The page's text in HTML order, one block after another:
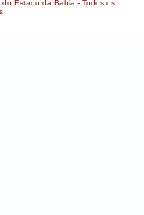
Estado da Bahia - Todos os